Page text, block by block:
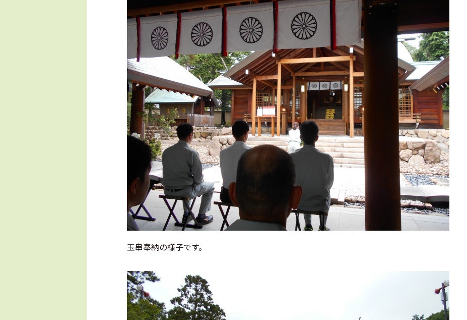
玉串奉納の様子です。